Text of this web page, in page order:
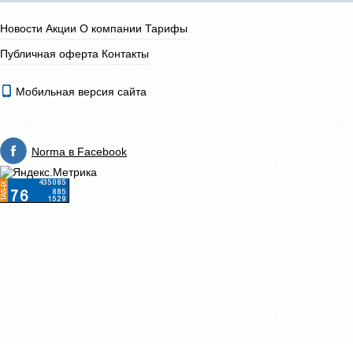
Новости Акции О компании Тарифы
Публичная оферта Контакты
Мобильная версия сайта
Norma в Facebook